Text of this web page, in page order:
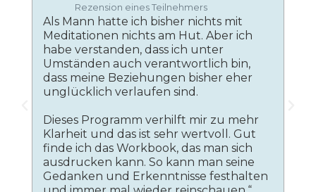
Rezension eines Teilnehmers
Als Mann hatte ich bisher nichts mit
Meditationen nichts am Hut. Aber ich
habe verstanden, dass ich unter
Umständen auch verantwortlich bin,
dass meine Beziehungen bisher eher
unglücklich verlaufen sind.
Dieses Programm verhilft mir zu mehr
Klarheit und das ist sehr wertvoll. Gut
finde ich das Workbook, das man sich
ausdrucken kann. So kann man seine
Gedanken und Erkenntnisse festhalten